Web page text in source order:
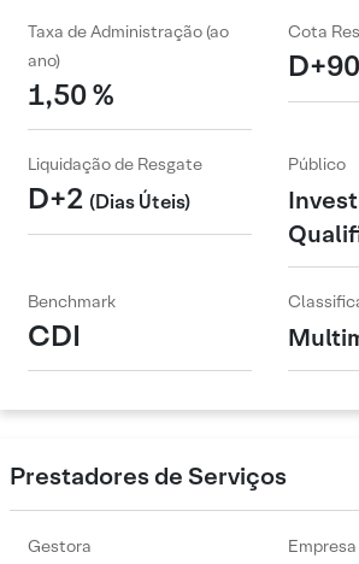
Taxa de Administração (ao
ano)
1,50 %
Cota
D+90
Liquidação de Resgate
D+2 (Dias Úteis)
Público
Benchmark
CDI
Prestadores de Serviços
Gestora Empresa